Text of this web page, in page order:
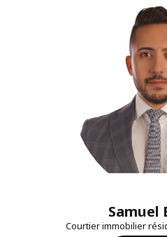
Samuel
Courtier immobilier